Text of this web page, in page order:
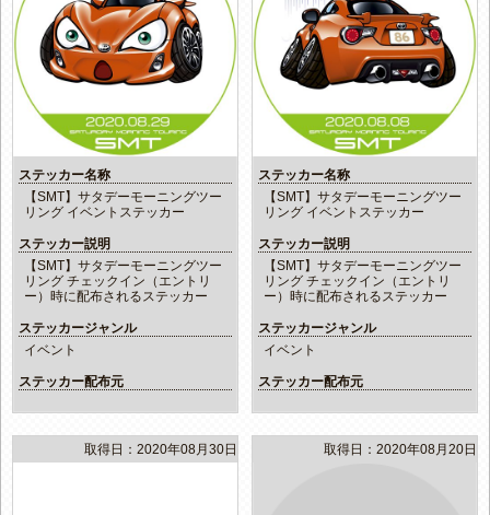
ステッカー名称
【SMT】サタデーモーニングツー
リング イベントステッカー
ステッカー説明
【SMT】サタデーモーニングツー
リング チェックイン（エントリ
ー）時に配布されるステッカー
ステッカージャンル
イベント
ステッカー配布元
ステッカー名称
【SMT】サタデーモーニングツー
リング イベントステッカー
ステッカー説明
【SMT】サタデーモーニングツー
リング チェックイン（エントリ
ー）時に配布されるステッカー
ステッカージャンル
イベント
ステッカー配布元
取得日：2020年08月30日 取得日：2020年08月20日